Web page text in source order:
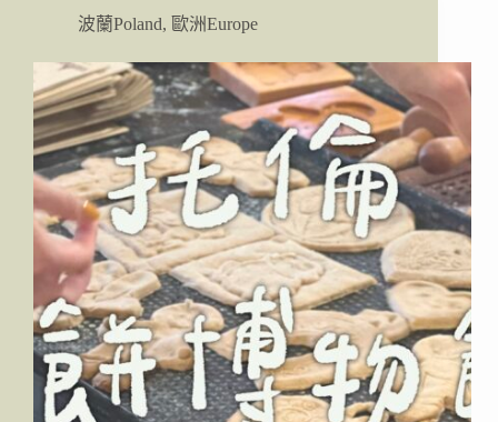
(Toruń)
自
由
行
攻
略：
景
點、
散
步
地
圖、
交
通、
住
宿、
美
食
波蘭Poland, 歐洲Europe